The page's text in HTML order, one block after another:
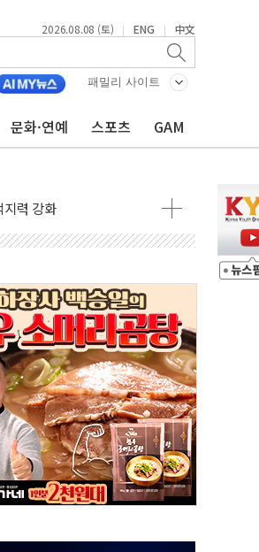
2026.08.08 (토) | ENG | 中文
패밀리 사이트
문화·연예 스포츠 GAM
지수는 나흘 연속 최고치
스크·웬디스↓